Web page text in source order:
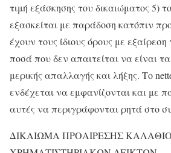
τιμή εξάσκησης του δικαιώματος 5)
εξασκείται με παράδοση κατόπιν
έχουν τους ίδιους όρους με
ποσά που δεν απαιτείται να είναι
μερικής απαλλαγής και λήξης. Το
ενδέχεται να εμφανίζονται και με
αυτές να περιγράφονται ρητά στο
ΔΙΚΑΙΩΜΑ ΠΡΟΑΙΡΕΣΗΣ